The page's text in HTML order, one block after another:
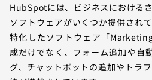
HubSpotには、ビジネスにおける
ソフトウェアがいくつか提供され
特化したソフトウェア「
成だけでなく、フォーム追加や自
グ、チャットボットの追加やトラ